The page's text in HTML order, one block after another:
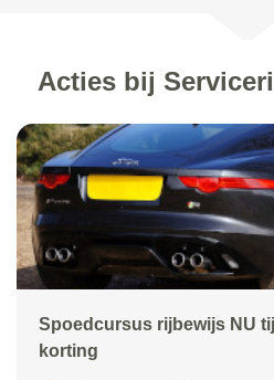
Acties bij
Spoedcursus rijbewijs NU
korting